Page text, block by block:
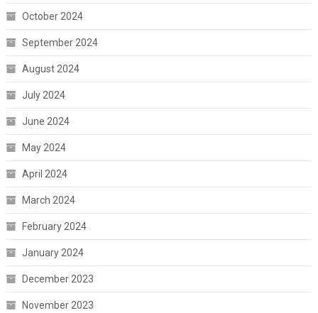
October 2024
September 2024
August 2024
July 2024
June 2024
May 2024
April 2024
March 2024
February 2024
January 2024
December 2023
November 2023